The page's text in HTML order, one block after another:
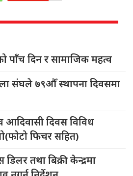
दिन र सामाजिक महत्व
संघले ७९औँ स्थापना दिवसमा
दिवस विविध
फिचर सहित)
तथा बिक्री केन्द्रमा